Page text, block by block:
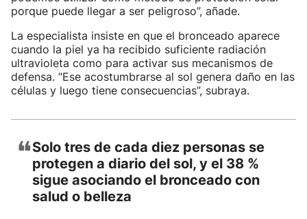
porque puede llegar a ser peligroso”, añade.
La especialista insiste en que el bronceado aparece
cuando la piel ya ha recibido suficiente radiación
ultravioleta como para activar sus mecanismos de
defensa. “Ese acostumbrarse al sol genera daño en las
células y luego tiene consecuencias”, subraya.
❝Solo tres de cada diez personas se
protegen a diario del sol, y el 38 %
sigue asociando el bronceado con
salud o belleza